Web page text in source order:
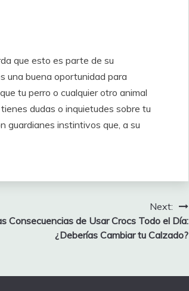
que esto es parte de su
una buena oportunidad para
tu perro o cualquier otro animal
dudas o inquietudes sobre tu
guardianes instintivos que, a su
Next:
Consecuencias de Usar Crocs Todo el Día:
¿Deberías Cambiar tu Calzado?